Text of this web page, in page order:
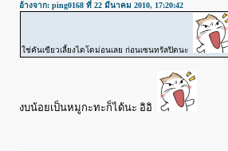
อ้างจาก: ping0168 ที่ 22 มีนาคม 2010, 17:20:42
ใช่คันเขียวเลี้ยงไดโดม่อนเลย ก่อนเซนทรัลปิดนะ
งบน้อยเป็นหมูกะทะก็ได้นะ อิอิ